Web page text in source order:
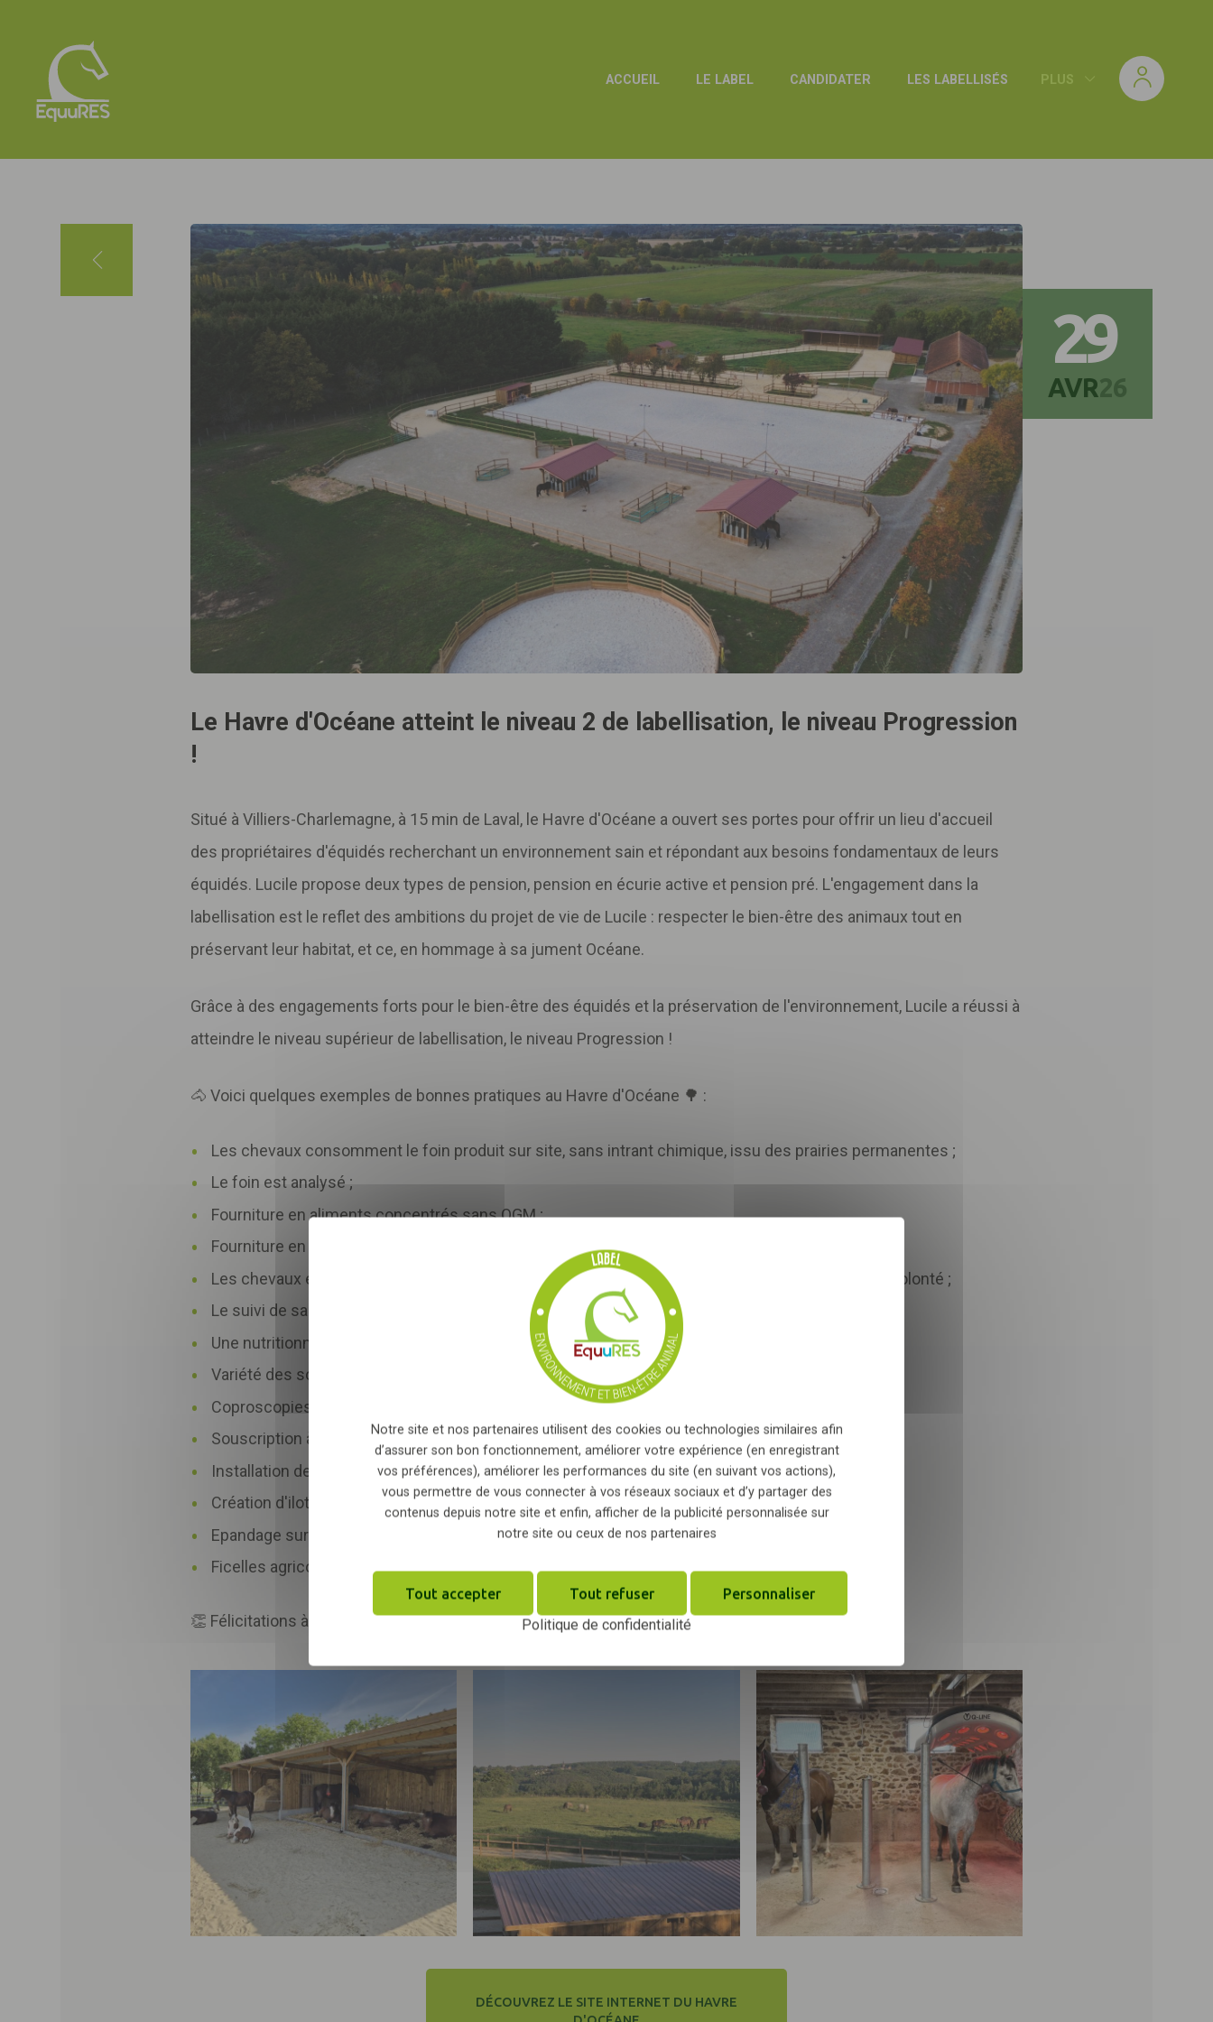
ACCUEIL LE LABEL CANDIDATER LES LABELLISÉS PLUS
29
AVR26
Le Havre d'Océane atteint le niveau 2 de labellisation, le niveau Progression
!
Situé à Villiers-Charlemagne, à 15 min de Laval, le Havre d'Océane a ouvert ses portes pour offrir un lieu d'accueil
des propriétaires d'équidés recherchant un environnement sain et répondant aux besoins fondamentaux de leurs
équidés. Lucile propose deux types de pension, pension en écurie active et pension pré. L'engagement dans la
labellisation est le reflet des ambitions du projet de vie de Lucile : respecter le bien-être des animaux tout en
préservant leur habitat, et ce, en hommage à sa jument Océane.
Grâce à des engagements forts pour le bien-être des équidés et la préservation de l'environnement, Lucile a réussi à
atteindre le niveau supérieur de labellisation, le niveau Progression !
🐴 Voici quelques exemples de bonnes pratiques au Havre d'Océane 🌳 :
Les chevaux consomment le foin produit sur site, sans intrant chimique, issu des prairies permanentes ;
Le foin est analysé ;
Fourniture en aliments concentrés sans OGM ;
Fourniture en paille locale ;
Les chevaux évoluent entre les prairies et une surface d'écurie active où ils ont accès au foin à volonté ;
Le suivi de santé des équidés est rigoureux et des soins en ostéopathie sont prodigués ;
Une nutritionniste suit tous les chevaux ;
Variété des sols sur l'espace écurie active ;
Coproscopies réalisées pour une vermifugation raisonnée ;
Souscription à un contrat d'électricité verte ;
Installation de LEDs sur l'ensemble de la structure ;
Création d'ilots végétalisés ;
Epandage sur site pour une valorisation du fumier ;
Ficelles agricoles récupérées par un collecteur spécialisé.
👏 Félicitations à Lucile pour l'obtention du niveau 2 - Progression de labellisation !
DÉCOUVREZ LE SITE INTERNET DU HAVRE
Télécharger votre fichier
En envoyant le formulaire, vous acceptez que les informations saisies soient exploitées dans le cadre de la
relation commerciale qui peut en découler
Notre site et nos partenaires utilisent des cookies ou technologies similaires afin
d’assurer son bon fonctionnement, améliorer votre expérience (en enregistrant
vos préférences), améliorer les performances du site (en suivant vos actions),
vous permettre de vous connecter à vos réseaux sociaux et d’y partager des
contenus depuis notre site et enfin, afficher de la publicité personnalisée sur
notre site ou ceux de nos partenaires
Tout accepter Tout refuser Personnaliser
Politique de confidentialité